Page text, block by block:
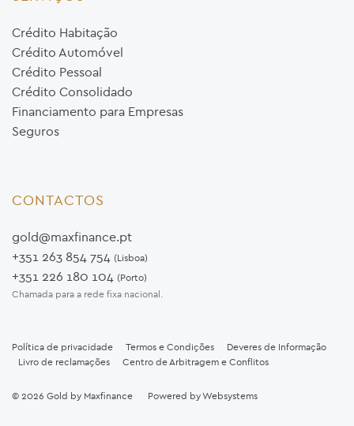
Crédito Habitação
Crédito Automóvel
Crédito Pessoal
Crédito Consolidado
Financiamento para Empresas
Seguros
CONTACTOS
gold@maxfinance.pt
+351 263 854 754 (Lisboa)
+351 226 180 104 (Porto)
Chamada para a rede fixa nacional.
Política de privacidade Termos e Condições
Deveres de Informação
Livro de reclamações
Centro de Arbitragem e Conflitos
© 2026 Gold by Maxfinance Powered byWebsystems